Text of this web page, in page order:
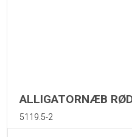
ALLIGATORNÆB
5119.5-2